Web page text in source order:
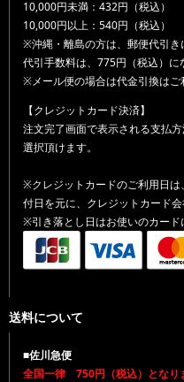
10,000円未満：432円（税込）
10,000円以上：540円（税込）
※沖縄・離島の方は、郵便代引き
代引手数料は、775円（税込）に
※メール便の場合は代金引換はご
【クレジットカード決済】
注文完了画面で表示される支払
選択頂けます。
※クレジットカードのご利用日
付日を元に、クレジットカード
※引き落とし日はお使いのカード
送料について
■佐川急便
全国一律 750円（税込）となり